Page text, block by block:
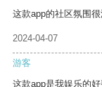
这款app的社区氛围
2024-04-07
游客
这款app是我娱乐的